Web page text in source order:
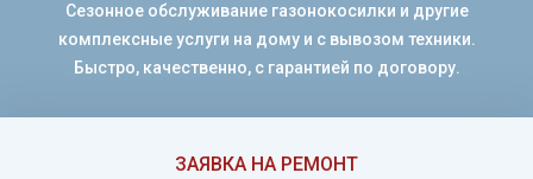
ЗАЯВКА НА РЕМОНТ
Сезонное обслуживание газонокосилки и другие
комплексные услуги на дому и с вывозом техники.
Быстро, качественно, с гарантией по договору.